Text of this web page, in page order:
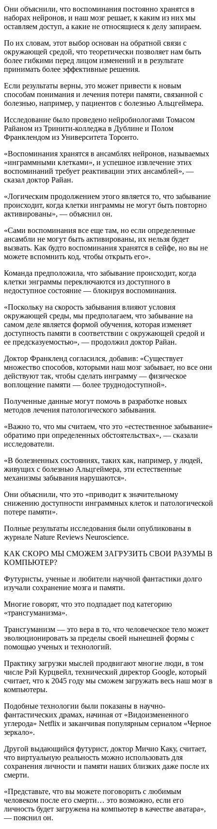
Они объяснили, что воспоминания постоянно хранятся в
наборах нейронов, и наш мозг решает, к каким из них мы
оставляем доступ, а какие не относящиеся к делу запираем.
По их словам, этот выбор основан на обратной связи с
окружающей средой, что теоретически позволяет нам быть
более гибкими перед лицом изменений и в результате
принимать более эффективные решения.
Если результаты верны, это может привести к новым
способам понимания и лечения потери памяти, связанной с
болезнью, например, у пациентов с болезнью Альцгеймера.
Исследование было проведено нейробиологами Томасом
Райаном из Тринити-колледжа в Дублине и Полом
Франклендом из Университета Торонто.
«Воспоминания хранятся в ансамблях нейронов, называемых
«инграммными клетками», и успешное извлечение этих
воспоминаний требует реактивации этих ансамблей», —
сказал доктор Райан.
«Логическим продолжением этого является то, что забывание
происходит, когда клетки инграммы не могут быть повторно
активированы», — объяснил он.
«Сами воспоминания все еще там, но если определенные
ансамбли не могут быть активированы, их нельзя будет
вызвать. Как будто воспоминания хранятся в сейфе, но вы не
можете вспомнить код, чтобы открыть его».
Команда предположила, что забывание происходит, когда
клетки энграммы переключаются из доступного в
недоступное состояние — блокируя воспоминания.
«Поскольку на скорость забывания влияют условия
окружающей среды, мы предполагаем, что забывание на
самом деле является формой обучения, которая изменяет
доступность памяти в соответствии с окружающей средой и
ее предсказуемостью», — продолжил доктор Райан.
Доктор Франкленд согласился, добавив: «Существует
множество способов, которыми наш мозг забывает, но все они
действуют так, чтобы сделать инграмму — физическое
воплощение памяти — более труднодоступной».
Полученные данные могут помочь в разработке новых
методов лечения патологического забывания.
«Важно то, что мы считаем, что это «естественное забывание»
обратимо при определенных обстоятельствах», — сказали
исследователи.
«В болезненных состояниях, таких как, например, у людей,
живущих с болезнью Альцгеймера, эти естественные
механизмы забывания нарушаются».
Они объяснили, что это «приводит к значительному
снижению доступности инграммных клеток и патологической
потере памяти».
Полные результаты исследования были опубликованы в
журнале Nature Reviews Neuroscience.
КАК СКОРО МЫ СМОЖЕМ ЗАГРУЗИТЬ СВОИ РАЗУМЫ В
КОМПЬЮТЕР?
Футуристы, ученые и любители научной фантастики долго
изучали сохранение мозга и памяти.
Многие говорят, что это подпадает под категорию
«трансгуманизма».
Трансгуманизм — это вера в то, что человеческое тело может
эволюционировать за пределы своей нынешней формы с
помощью ученых и технологий.
Практику загрузки мыслей продвигают многие люди, в том
числе Рэй Курцвейл, технический директор Google, который
считает, что к 2045 году мы сможем загружать весь наш мозг в
компьютеры.
Подобные технологии были показаны в научно-
фантастических драмах, начиная от «Видоизмененного
углерода» Netflix и заканчивая популярным сериалом «Черное
зеркало».
Другой выдающийся футурист, доктор Мичио Каку, считает,
что виртуальную реальность можно использовать для
сохранения личности и памяти наших близких даже после их
смерти.
«Представьте, что вы можете поговорить с любимым
человеком после его смерти… это возможно, если его
личность будет загружена на компьютер в качестве аватара»,
— пояснил он.